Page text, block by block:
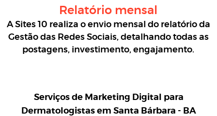
Relatório mensal
A Sites 10 realiza o envio mensal do relatório da
Gestão das Redes Sociais, detalhando todas as
postagens, investimento, engajamento.
Serviços de Marketing Digital para
Dermatologistas em Santa Bárbara - BA